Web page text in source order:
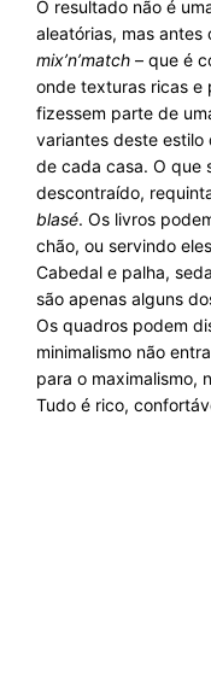
O resultado não é
aleatórias, mas
mix’n’match – que é
onde texturas ricas e
fizessem parte de
variantes deste
de cada casa. O que
descontraído,
blasé. Os livros
chão, ou servindo
Cabedal e palha,
são apenas alguns
Os quadros podem
minimalismo não
para o maximalismo,
Tudo é rico,